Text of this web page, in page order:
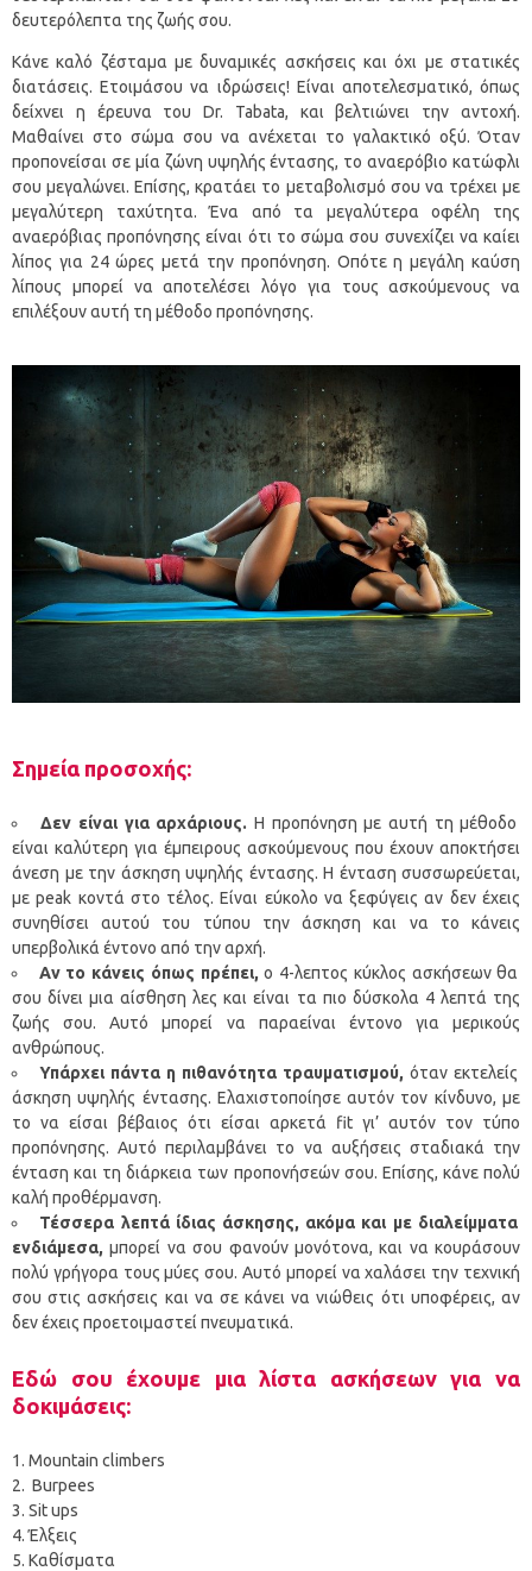
δευτερόλεπτα της ζωής σου.
Κάνε καλό ζέσταμα με δυναμικές ασκήσεις και όχι με στατικές
διατάσεις. Ετοιμάσου να ιδρώσεις! Είναι αποτελεσματικό, όπως
δείχνει η έρευνα του Dr. Tabata, και βελτιώνει την αντοχή.
Μαθαίνει στο σώμα σου να ανέχεται το γαλακτικό οξύ. Όταν
προπονείσαι σε μία ζώνη υψηλής έντασης, το αναερόβιο κατώφλι
σου μεγαλώνει. Επίσης, κρατάει το μεταβολισμό σου να τρέχει με
μεγαλύτερη ταχύτητα. Ένα από τα μεγαλύτερα οφέλη της
αναερόβιας προπόνησης είναι ότι το σώμα σου συνεχίζει να καίει
λίπος για 24 ώρες μετά την προπόνηση. Οπότε η μεγάλη καύση
λίπους μπορεί να αποτελέσει λόγο για τους ασκούμενους να
επιλέξουν αυτή τη μέθοδο προπόνησης.
Σημεία προσοχής:
Δεν είναι για αρχάριους. Η προπόνηση με αυτή τη μέθοδο
είναι καλύτερη για έμπειρους ασκούμενους που έχουν αποκτήσει
άνεση με την άσκηση υψηλής έντασης. Η ένταση συσσωρεύεται,
με peak κοντά στο τέλος. Είναι εύκολο να ξεφύγεις αν δεν έχεις
συνηθίσει αυτού του τύπου την άσκηση και να το κάνεις
υπερβολικά έντονο από την αρχή.
Αν το κάνεις όπως πρέπει,ο 4-λεπτος κύκλος ασκήσεων θα
σου δίνει μια αίσθηση λες και είναι τα πιο δύσκολα 4 λεπτά της
ζωής σου. Αυτό μπορεί να παραείναι έντονο για μερικούς
ανθρώπους.
Υπάρχει πάντα η πιθανότητα τραυματισμού, όταν εκτελείς
άσκηση υψηλής έντασης. Ελαχιστοποίησε αυτόν τον κίνδυνο, με
το να είσαι βέβαιος ότι είσαι αρκετά fit γι’ αυτόν τον τύπο
προπόνησης. Αυτό περιλαμβάνει το να αυξήσεις σταδιακά την
ένταση και τη διάρκεια των προπονήσεών σου. Επίσης, κάνε πολύ
καλή προθέρμανση.
Τέσσερα λεπτά ίδιας άσκησης, ακόμα και με διαλείμματα
ενδιάμεσα,μπορεί να σου φανούν μονότονα, και να κουράσουν
πολύ γρήγορα τους μύες σου. Αυτό μπορεί να χαλάσει την τεχνική
σου στις ασκήσεις και να σε κάνει να νιώθεις ότι υποφέρεις, αν
δεν έχεις προετοιμαστεί πνευματικά.
Εδώ σου έχουμε μια λίστα ασκήσεων για να
δοκιμάσεις:
Mountain climbers
Burpees
Sit ups
Έλξεις
Καθίσματα